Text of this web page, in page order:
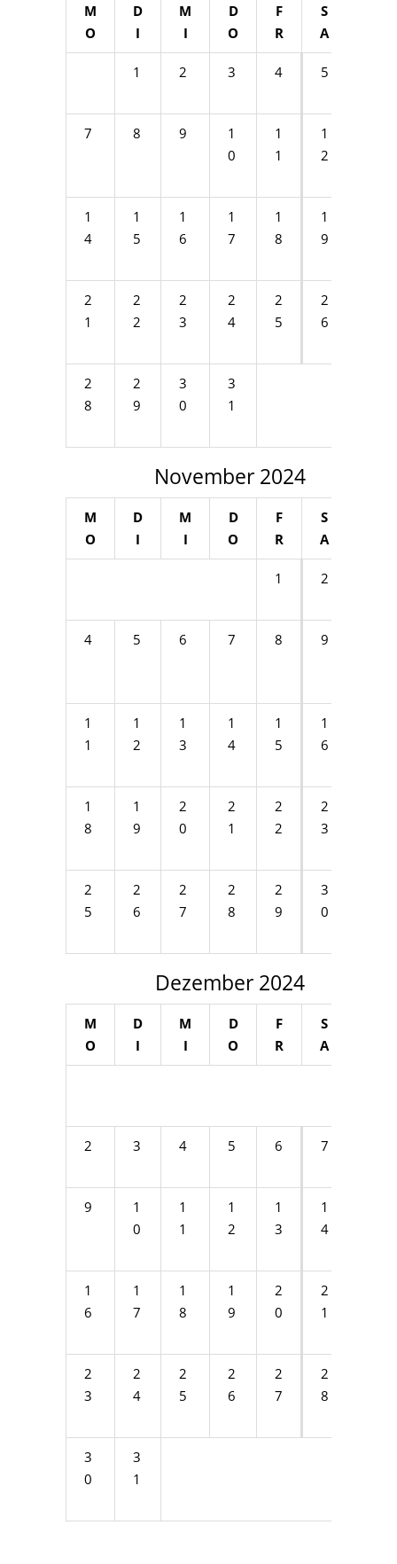
M
O
D
I
M
I
D
O
F
R
S
A
1 2 3 4 5
7 8 9
1
0
1
1
1
2
1
4
1
5
1
6
1
7
1
8
1
9
2
1
2
2
2
3
2
4
2
5
2
6
2
8
2
9
3
0
3
1
November 2024
M
O
D
I
M
I
D
O
F
R
S
A
1 2
4 5 6 7 8 9
1
1
1
2
1
3
1
4
1
5
1
6
1
8
1
9
2
0
2
1
2
2
2
3
2
5
2
6
2
7
2
8
2
9
3
0
Dezember 2024
M
O
D
I
M
I
D
O
F
R
S
A
2 3 4 5 6 7
9
1
0
1
1
1
2
1
3
1
4
1
6
1
7
1
8
1
9
2
0
2
1
2
3
2
4
2
5
2
6
2
7
2
8
3
0
3
1